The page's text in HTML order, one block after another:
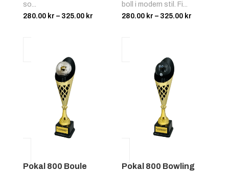
so...
280.00 kr – 325.00 krPrisintervall:
boll i modern stil. Fi...
280.00 kr – 325.00 kr
Pokal 800 Boule Pokal 800 Bowling